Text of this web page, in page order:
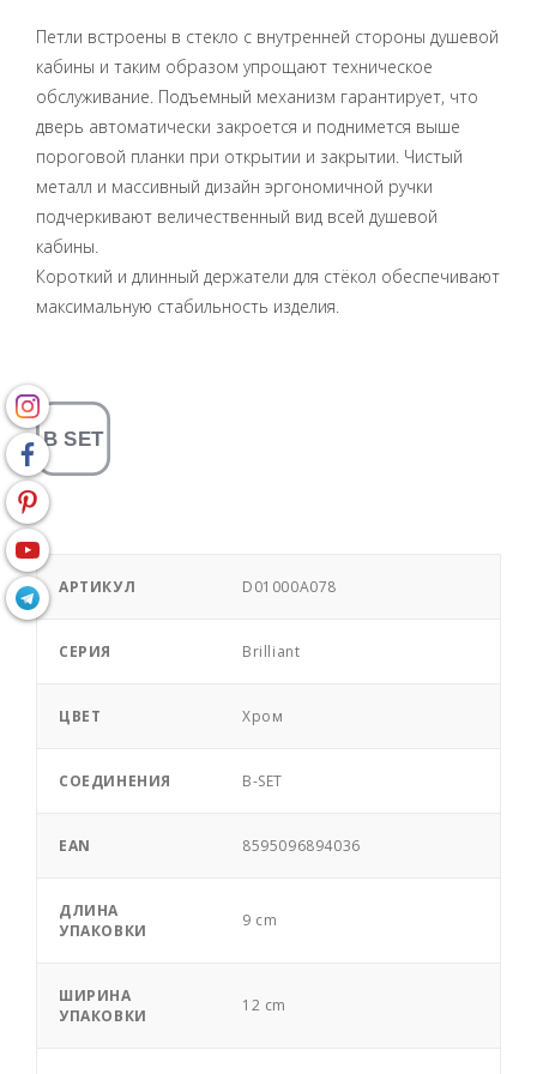
Петли встроены в стекло с внутренней стороны душевой
кабины и таким образом упрощают техническое
обслуживание. Подъемный механизм гарантирует, что
дверь автоматически закроется и поднимется выше
пороговой планки при открытии и закрытии. Чистый
металл и массивный дизайн эргономичной ручки
подчеркивают величественный вид всей душевой
кабины.
Короткий и длинный держатели для стёкол обеспечивают
максимальную стабильность изделия.
АРТИКУЛ D01000A078
СЕРИЯ Brilliant
ЦВЕТ Хром
СОЕДИНЕНИЯ B-SET
EAN 8595096894036
ДЛИНА
УПАКОВКИ
9 cm
ШИРИНА
УПАКОВКИ
12 cm